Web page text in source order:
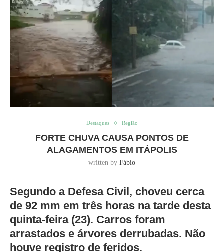
Destaques Região
FORTE CHUVA CAUSA PONTOS DE
ALAGAMENTOS EM ITÁPOLIS
written by Fábio
Segundo a Defesa Civil, choveu cerca
de 92 mm em três horas na tarde desta
quinta-feira (23). Carros foram
arrastados e árvores derrubadas. Não
houve registro de feridos.